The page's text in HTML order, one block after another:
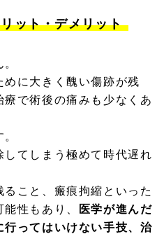
ット・デメリット
に大きく醜い傷跡が残
で術後の痛みも少なくあ
てしまう極めて時代遅れ
こと、瘢痕拘縮といった
性もあり、
医学が進んだ
ってはいけない手技、治